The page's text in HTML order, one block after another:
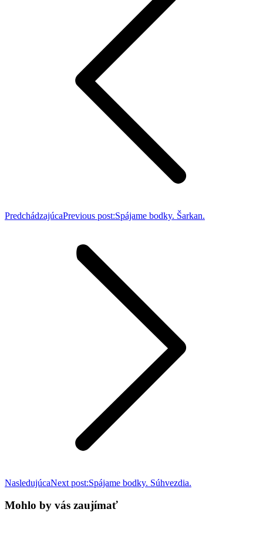
PredchádzajúcaPrevious post:Spájame bodky. Šarkan.
NasledujúcaNext post:Spájame bodky. Súhvezdia.
Mohlo by vás zaujímať